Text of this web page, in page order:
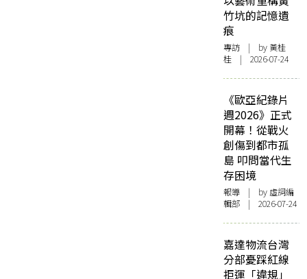
竹坑的記憶遺
痕
專訪 | by 黃桂
桂 | 2026-07-24
《歐亞紀錄片
週2026》正式
開幕！從戰火
創傷到都市孤
島 叩問當代生
存困境
報導 | by 虛詞編
輯部 | 2026-07-24
嘉達物流台灣
分部憂踩紅線
拒運「違規」